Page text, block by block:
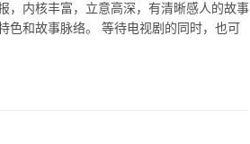
，内核丰富，立意高深，有清晰感人的故事
色和故事脉络。 等待电视剧的同时，也可